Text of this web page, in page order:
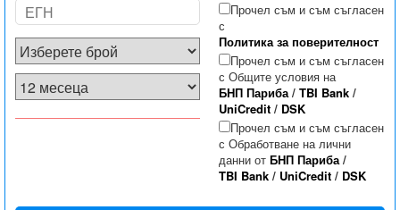
Прочел съм и съм съгласен
с
Политика за поверителност
Прочел съм и съм съгласен
с Общите условия на
БНП Париба/ TBI Bank/
UniCredit/ DSK
Прочел съм и съм съгласен
с Обработване на лични
данни от БНП Париба/
TBI Bank/ UniCredit/ DSK